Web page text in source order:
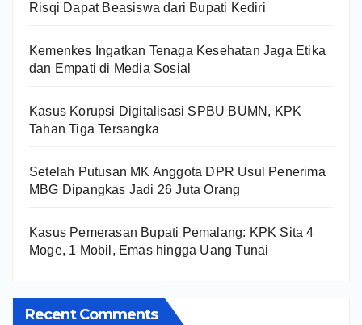
Risqi Dapat Beasiswa dari Bupati Kediri
Kemenkes Ingatkan Tenaga Kesehatan Jaga Etika
dan Empati di Media Sosial
Kasus Korupsi Digitalisasi SPBU BUMN, KPK
Tahan Tiga Tersangka
Setelah Putusan MK Anggota DPR Usul Penerima
MBG Dipangkas Jadi 26 Juta Orang
Kasus Pemerasan Bupati Pemalang: KPK Sita 4
Moge, 1 Mobil, Emas hingga Uang Tunai
Recent Comments